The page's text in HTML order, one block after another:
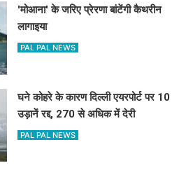
'मोआना' के जरिए प्रेरणा बांटेंगी कैथरीन
लागाइया
PAL PAL NEWS
घने कोहरे के कारण दिल्ली एयरपोर्ट पर 10
उड़ानें रद्द, 270 से अधिक में देरी
PAL PAL NEWS